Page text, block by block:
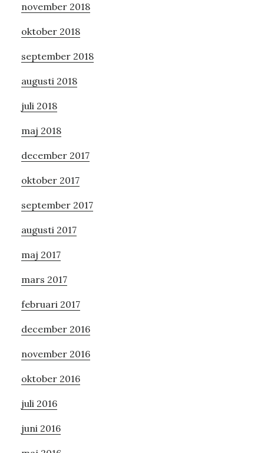
november 2018
oktober 2018
september 2018
augusti 2018
juli 2018
maj 2018
december 2017
oktober 2017
september 2017
augusti 2017
maj 2017
mars 2017
februari 2017
december 2016
november 2016
oktober 2016
juli 2016
juni 2016